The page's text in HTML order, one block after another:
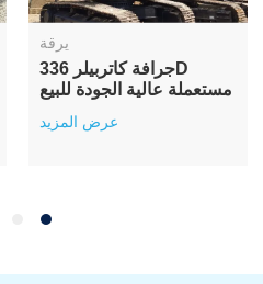
يرقة
جرافة كاتربيلر 336D
مستعملة عالية الجودة للبيع
عرض المزيد